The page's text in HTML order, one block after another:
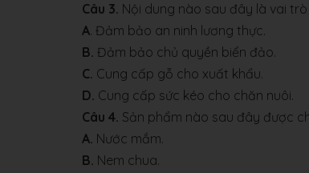
Câu 3. Nội dung nào sau đây là vai
A. Đảm bảo an ninh lương thực.
B. Đảm bảo chủ quyền biển đảo.
C. Cung cấp gỗ cho xuất khẩu.
D. Cung cấp sức kéo cho chăn nuôi.
Câu 4. Sản phẩm nào sau đây được
A. Nước mắm.
B. Nem chua.